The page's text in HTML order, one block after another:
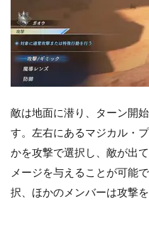
敵は地面に潜り、ターン開
す。左右にあるマジカル・
かを攻撃で選択し、敵が出
メージを与えることが可能
択、ほかのメンバーは攻撃